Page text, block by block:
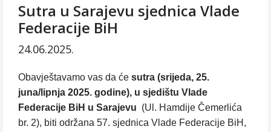
Sutra u Sarajevu sjednica Vlade
Federacije BiH
24.06.2025.
Obavještavamo vas da će sutra (srijeda, 25.
juna/lipnja 2025. godine), u sjedištu Vlade
Federacije BiH u Sarajevu (Ul. Hamdije Čemerlića
br. 2), biti održana 57. sjednica Vlade Federacije BiH,